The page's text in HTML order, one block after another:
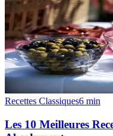
Recettes Classiques6 min
Les 10 Meilleures